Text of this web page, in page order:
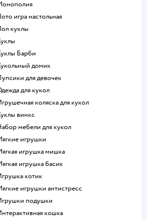
Монополия
Лото игра настольная
Лол куклы
Куклы
Куклы Барби
Кукольный домик
Пупсики для девочек
Одежда для кукол
Игрушечная коляска для кукол
Куклы винкс
Набор мебели для кукол
Мягкие игрушки
Мягкая игрушка мишка
Мягкая игрушка басик
Игрушка котик
Мягкие игрушки антистресс
Игрушки подушки
Интерактивная кошка